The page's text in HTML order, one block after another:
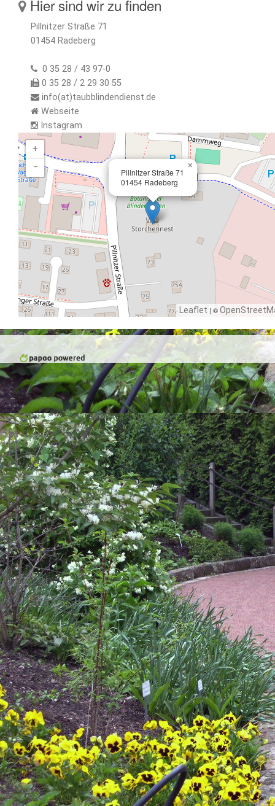
Hier sind wir zu finden
Pillnitzer Straße 71
01454 Radeberg
0 35 28 / 43 97-0
0 35 28 / 2 29 30 55
info(at)taubblindendienst.de
Webseite
Instagram
Pillnitzer Straße 71
01454 Radeberg
×
+
−
Leaflet | ©